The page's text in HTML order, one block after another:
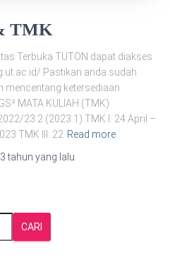
TMK
Terbuka TUTON dapat diakses
Pastikan anda sudah
mencentang ketersediaan
MATA KULİAH (TMK)
23.2 (2023.1) TMK I: 24 April –
TMK III: 22 Read more
3 tahun yang lalu
CARI